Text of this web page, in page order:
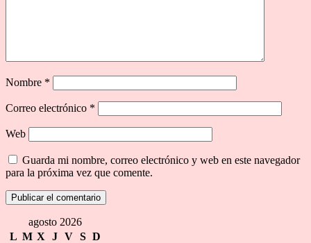
Nombre *
Correo electrónico *
Web
Guarda mi nombre, correo electrónico y web en este navegador
para la próxima vez que comente.
agosto 2026
L M X J V S D